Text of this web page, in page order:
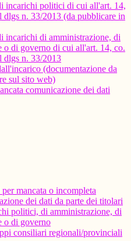
incarichi politici di cui all'art. 14,
dlgs n. 33/2013 (da pubblicare in
incarichi di amministrazione, di
o di governo di cui all'art. 14, co.
dlgs n. 33/2013
(documentazione da
sul sito web)
comunicazione dei dati
mancata o incompleta
dei dati da parte dei titolari
politici, di amministrazione, di
o di governo
consiliari regionali/provinciali